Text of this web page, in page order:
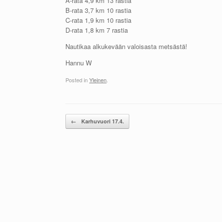
B-rata 3,7 km 10 rastia
C-rata 1,9 km 10 rastia
D-rata 1,8 km 7 rastia
Nautikaa alkukevään valoisasta metsästä!
Hannu W
Posted inYleinen.
Post navigation
← Karhuvuori 17.4.